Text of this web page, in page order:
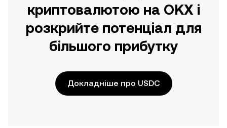
криптовалютою на OKX і
розкрийте потенціал для
більшого прибутку
Докладніше про USDC